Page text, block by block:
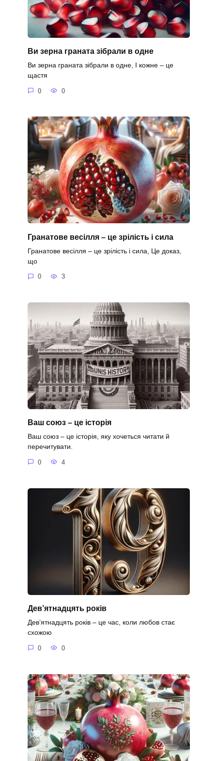
Ви зерна граната зібрали в одне
Ви зерна граната зібрали в одне, І кожне – це
щастя
0 0
Гранатове весілля – це зрілість і сила
Гранатове весілля – це зрілість і сила, Це доказ,
що
0 3
Ваш союз – це історія
Ваш союз – це історія, яку хочеться читати й
перечитувати.
0 4
Дев’ятнадцять років
Дев’ятнадцять років – це час, коли любов стає
схожою
0 0